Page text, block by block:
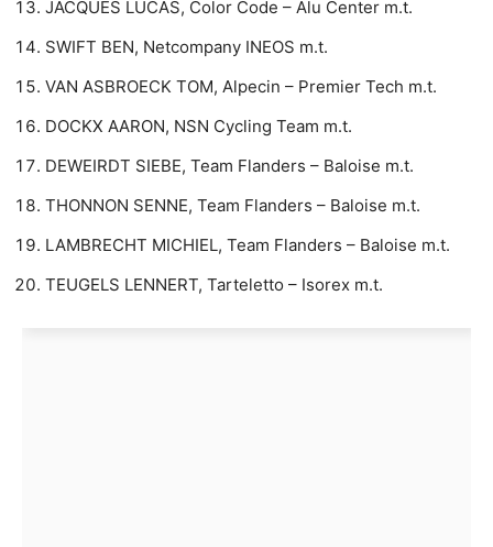
JACQUES LUCAS, Color Code – Alu Center m.t.
SWIFT BEN, Netcompany INEOS m.t.
VAN ASBROECK TOM, Alpecin – Premier Tech m.t.
DOCKX AARON, NSN Cycling Team m.t.
DEWEIRDT SIEBE, Team Flanders – Baloise m.t.
THONNON SENNE, Team Flanders – Baloise m.t.
LAMBRECHT MICHIEL, Team Flanders – Baloise m.t.
TEUGELS LENNERT, Tarteletto – Isorex m.t.